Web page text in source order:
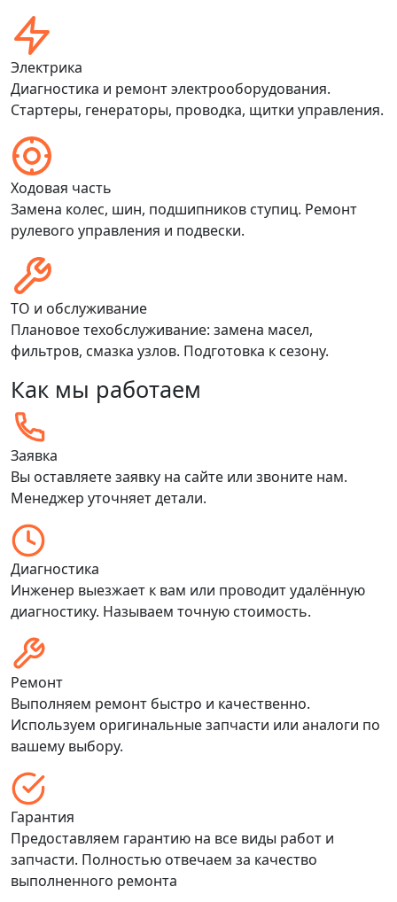
Электрика
Диагностика и ремонт электрооборудования.
Стартеры, генераторы, проводка, щитки управления.
Ходовая часть
Замена колес, шин, подшипников ступиц. Ремонт
рулевого управления и подвески.
ТО и обслуживание
Плановое техобслуживание: замена масел,
фильтров, смазка узлов. Подготовка к сезону.
Как мы работаем
Заявка
Вы оставляете заявку на сайте или звоните нам.
Менеджер уточняет детали.
Диагностика
Инженер выезжает к вам или проводит удалённую
диагностику. Называем точную стоимость.
Ремонт
Выполняем ремонт быстро и качественно.
Используем оригинальные запчасти или аналоги по
вашему выбору.
Гарантия
Предоставляем гарантию на все виды работ и
запчасти. Полностью отвечаем за качество
выполненного ремонта